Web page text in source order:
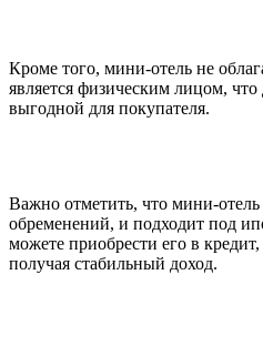
Кроме того, мини-отель не
является физическим лицом, что
выгодной для покупателя.
Важно отметить, что мини-отель
обременений, и подходит под
можете приобрести его в кредит,
получая стабильный доход.